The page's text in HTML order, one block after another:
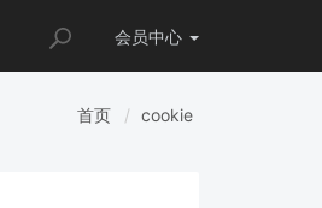
会员中心
首页 cookie